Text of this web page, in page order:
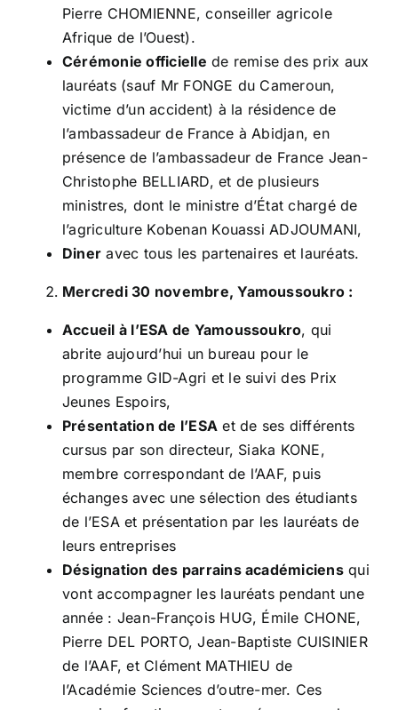
Pierre CHOMIENNE, conseiller agricole
Afrique de l’Ouest).
Cérémonie officielle de remise des prix aux
lauréats (sauf Mr FONGE du Cameroun,
victime d’un accident) à la résidence de
l’ambassadeur de France à Abidjan, en
présence de l’ambassadeur de France Jean-
Christophe BELLIARD, et de plusieurs
ministres, dont le ministre d’État chargé de
l’agriculture Kobenan Kouassi ADJOUMANI,
Diner avec tous les partenaires et lauréats.
Mercredi 30 novembre, Yamoussoukro :
Accueil à l’ESA de Yamoussoukro, qui
abrite aujourd’hui un bureau pour le
programme GID-Agri et le suivi des Prix
Jeunes Espoirs,
Présentation de l’ESA et de ses différents
cursus par son directeur, Siaka KONE,
membre correspondant de l’AAF, puis
échanges avec une sélection des étudiants
de l’ESA et présentation par les lauréats de
leurs entreprises
Désignation des parrains académiciensqui
vont accompagner les lauréats pendant une
année : Jean-François HUG, Émile CHONE,
Pierre DEL PORTO, Jean-Baptiste CUISINIER
de l’AAF, et Clément MATHIEU de
l’Académie Sciences d’outre-mer. Ces